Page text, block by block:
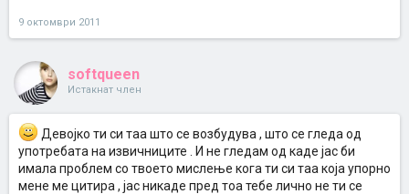
9 октомври 2011
softqueen
Истакнат член
Девојко ти си таа што се возбудува , што се гледа од
употребата на извичниците . И не гледам од каде јас би
имала проблем со твоето мислење кога ти си таа која упорно
мене ме цитира , јас никаде пред тоа тебе лично не ти се